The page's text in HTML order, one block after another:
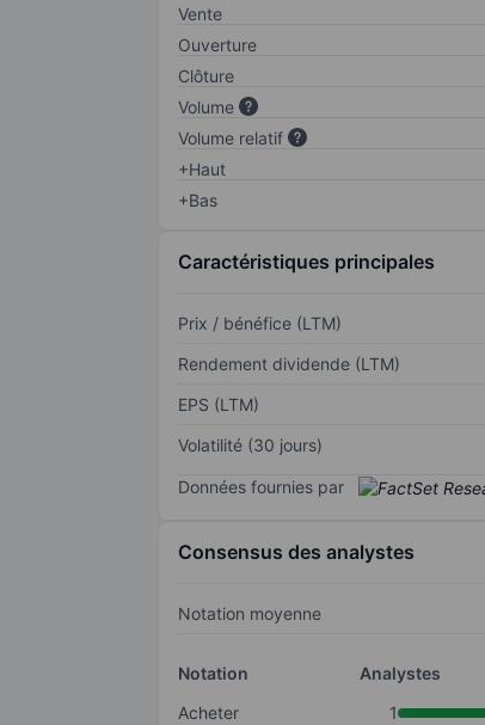
Vente
Ouverture
Clôture
Volume
Volume relatif
+Haut
+Bas
Caractéristiques principales
Prix / bénéfice (LTM)
Rendement dividende (LTM)
EPS (LTM)
Volatilité (30 jours)
Données fournies par
Consensus des analystes
Notation moyenne
Notation
Analystes
Acheter
1